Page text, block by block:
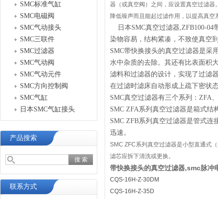
SMC标准气缸
SMC电磁阀
SMC气动接头
SMC三联件
SMC过滤器
SMC气动阀
SMC气动元件
SMC方向控制阀
SMC气缸
日本SMC气缸接头
产品搜索
联系方式
器（或真空阀）之间，应设置真空过滤
降低噪声而且能起过滤作用，以提高真
日本SMC真空过滤器,ZFB100-04
染物容易，结构紧凑，不致使真空
SMC带快换接头的真空过滤器是采
水中杂质的去除。其还有比表面积
滤料和过滤器的设计，实现了过滤
在过滤时滤床自动形成上疏下密状
SMC真空过滤器有三个系列：ZFA
SMC ZFA系列真空过滤器是箱式
SMC ZFB系列真空过滤器是管式连
迅速。
SMC ZFC系列真空过滤器是小型直通式
滤芯应拆下清洗或更换。
带快换接头的真空过滤器,smc脉
CQS-16H-Z-30DM
CQS-16H-Z-35D